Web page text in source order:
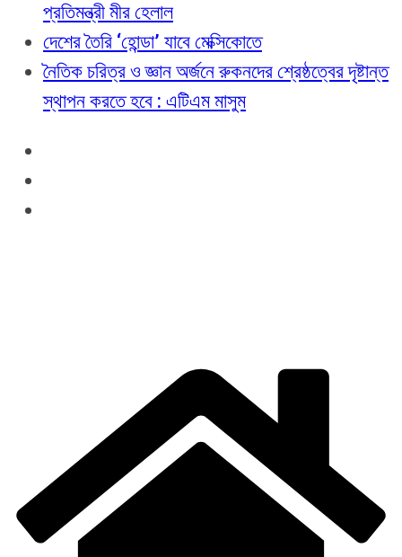
প্রতিমন্ত্রী মীর হেলাল
দেশের তৈরি ‘হোন্ডা’ যাবে মেক্সিকোতে
নৈতিক চরিত্র ও জ্ঞান অর্জনে রুকনদের শ্রেষ্ঠত্বের দৃষ্টান্ত
স্থাপন করতে হবে : এটিএম মাসুম